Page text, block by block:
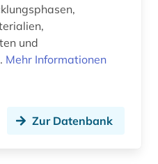
und
Mehr Informationen
Zur Datenbank